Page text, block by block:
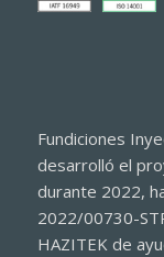
Fundiciones
desarrolló el
durante 2022,
2022/00730-
HAZITEK de